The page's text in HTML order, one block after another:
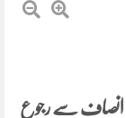
انصاف سے رجوع